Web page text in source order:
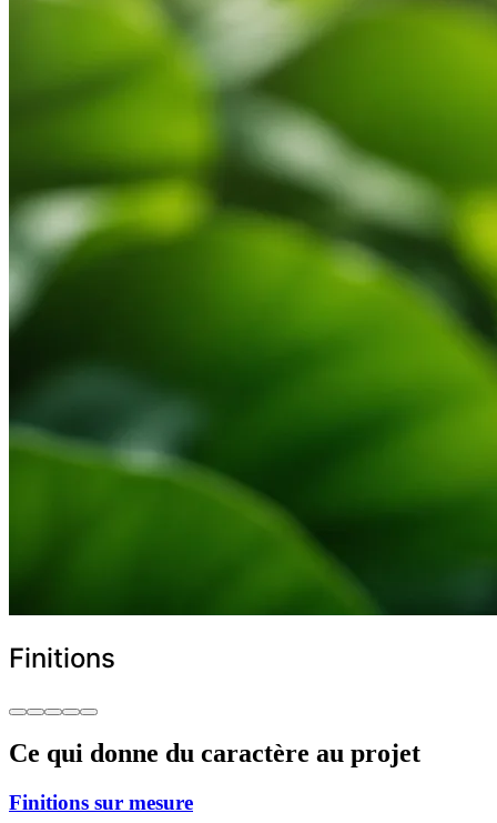
Finitions
Ce qui donne du caractère au projet
Finitions sur mesure